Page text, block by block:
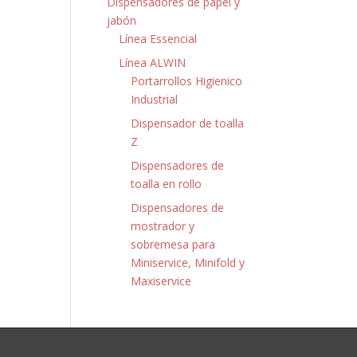
jabón
Línea Essencial
Línea ALWIN
Portarrollos Higienico
Industrial
Dispensador de toalla
Z
Dispensadores de
toalla en rollo
Dispensadores de
mostrador y
sobremesa para
Miniservice, Minifold y
Maxiservice